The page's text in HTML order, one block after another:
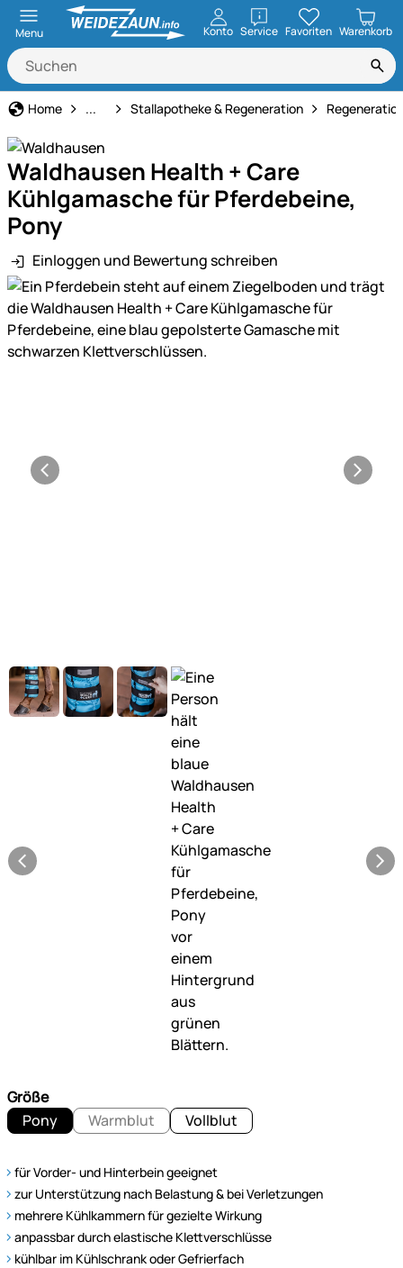
Menu Konto ServiceöffnenFavoriten Warenkorb
Home Pferdepflege
... Stallapotheke & Regeneration
Waldhausen Health + Care
Kühlgamasche für Pferdebeine,
Pony
Einloggen und Bewertung schreiben
Produktgalerie
Größe
Pony
Warmblut Vollblut
für Vorder- und Hinterbein geeignet
zur Unterstützung nach Belastung & bei Verletzungen
mehrere Kühlkammern für gezielte Wirkung
anpassbar durch elastische Klettverschlüsse
kühlbar im Kühlschrank oder Gefrierfach